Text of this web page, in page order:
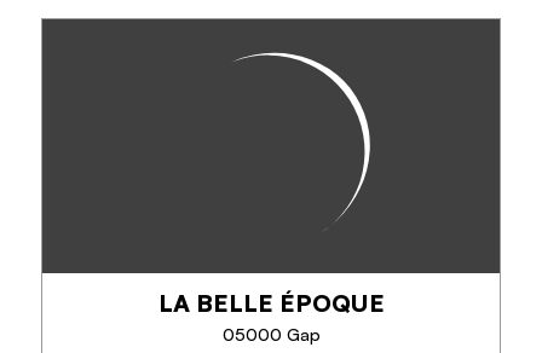
Spécialités locales et cuisine traditionnelle mijotée
TÉLÉPHONE
LA BELLE ÉPOQUE
05000 Gap